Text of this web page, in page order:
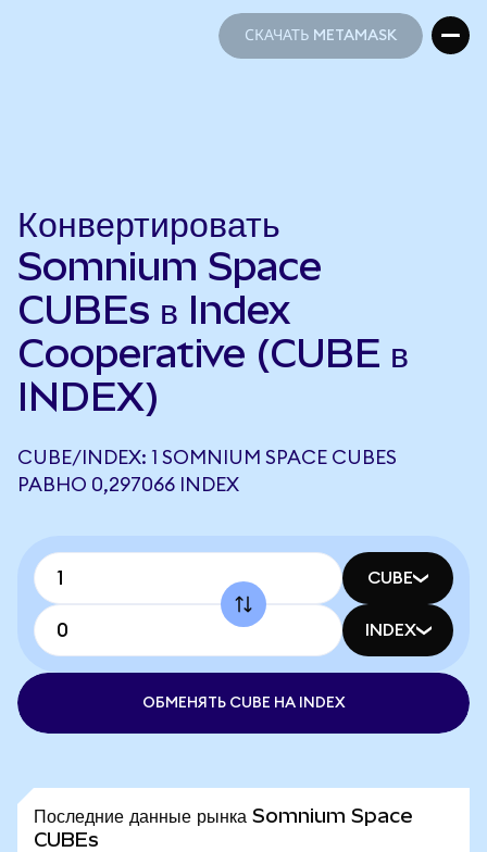
СКАЧАТЬ METAMASK
Конвертировать
Somnium Space
CUBEs в Index
Cooperative (CUBE в
INDEX)
CUBE/INDEX: 1 SOMNIUM SPACE CUBES
РАВНО 0,297066 INDEX
CUBE
INDEX
ОБМЕНЯТЬ CUBE НА INDEX
Последние данные рынка Somnium Space
CUBEs